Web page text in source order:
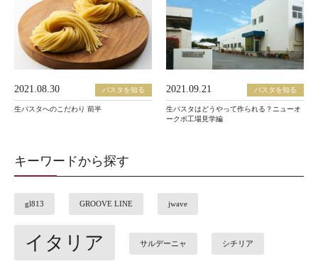
2021.08.30 パスタを知る
生パスタへのこだわり 前半
2021.09.21 パスタを知る
生パスタはどうやって作られる？ニューオ
ークボ工場見学編
キーワードから探す
gl813 GROOVE LINE jwave
イタリア サルデーニャ シチリア